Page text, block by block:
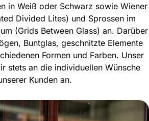
in Weiß oder Schwarz sowie Wiener
Divided Lites) und Sprossen im
(Grids Between Glass) an. Darüber
Buntglas, geschnitzte Elemente
Formen und Farben. Unser
stets an die individuellen Wünsche
Kunden an.